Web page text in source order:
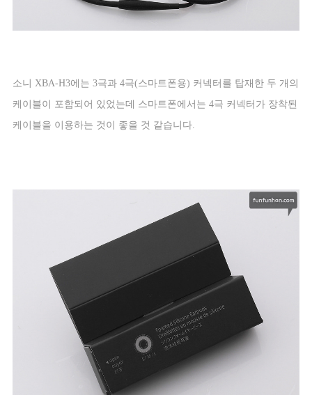
소니 XBA-H3에는 3극과 4극(스마트폰용) 커넥터를 탑재한 두 개의
케이블이 포함되어 있었는데 스마트폰에서는 4극 커넥터가 장착된
케이블을 이용하는 것이 좋을 것 같습니다